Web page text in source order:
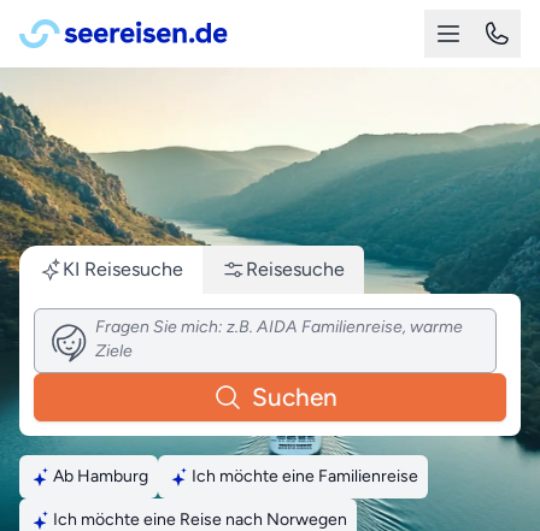
KI Reisesuche Reisesuche
Suchen
Ab Hamburg Ich möchte eine Familienreise
Ich möchte eine Reise nach Norwegen